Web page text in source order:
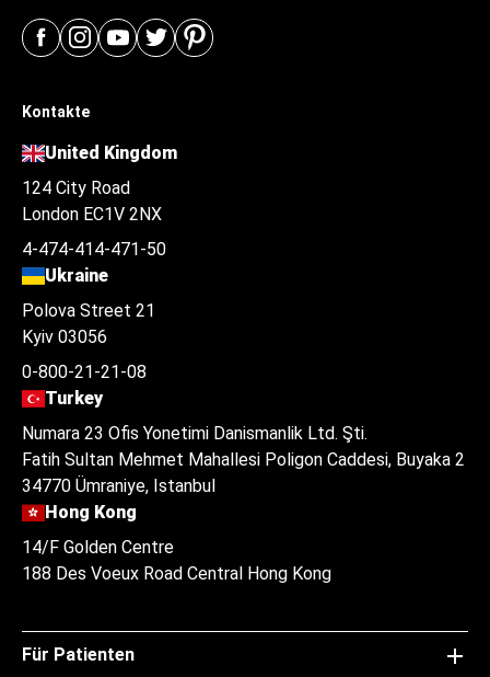
Kontakte
United Kingdom
124 City Road
London EC1V 2NX
4-474-414-471-50
Ukraine
Polova Street 21
Kyiv 03056
0-800-21-21-08
Turkey
Numara 23 Ofis Yonetimi Danismanlik Ltd. Şti.
Fatih Sultan Mehmet Mahallesi Poligon Caddesi, Buyaka 2
34770 Ümraniye, Istanbul
Hong Kong
14/F Golden Centre
188 Des Voeux Road Central Hong Kong
Für Patienten